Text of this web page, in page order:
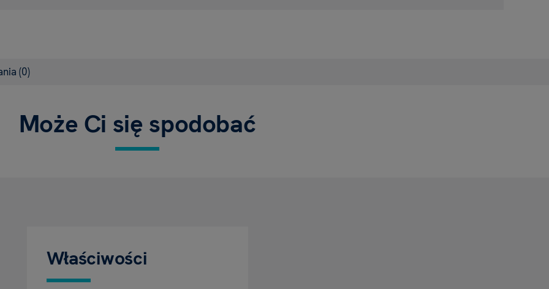
(0)
Może Ci się spodobać
Właściwości